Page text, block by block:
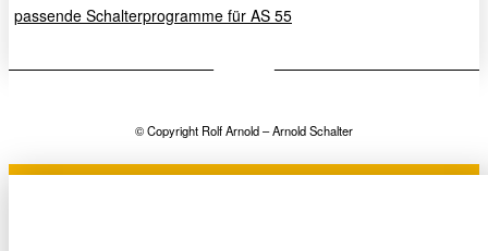
passende Schalterprogramme für AS 55
© Copyright Rolf Arnold – Arnold Schalter